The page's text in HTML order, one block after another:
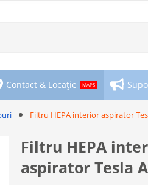
Contact & Locație MAPS
Filtru HEPA interior aspirator
Filtru HEPA
aspirator Tesla